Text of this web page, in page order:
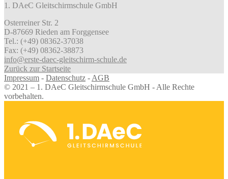
1. DAeC Gleitschirmschule GmbH
Osterreiner Str. 2
D-87669 Rieden am Forggensee
Tel.: (+49) 08362-37038
Fax: (+49) 08362-38873
info@erste-daec-gleitschirm-schule.de
Zurück zur Startseite
Impressum - Datenschutz - AGB
© 2021 – 1. DAeC Gleitschirmschule GmbH - Alle Rechte
vorbehalten.